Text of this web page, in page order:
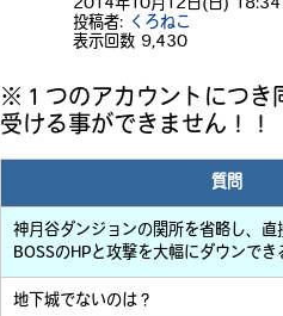
2014年10月12日(日) 18:34
投稿者:
くろねこ
表示回数 9,430
※１つのアカウントにつき
受ける事ができません！！
質問
神月谷ダンジョンの関所を省略し、直
BOSSのHPと攻撃を大幅にダウンで
地下城でないのは？